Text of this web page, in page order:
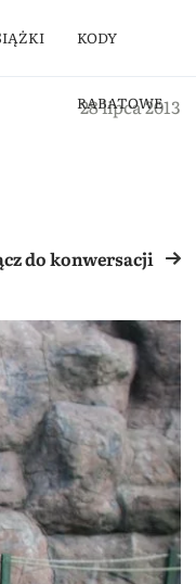
KODY
RABATOWE
28 lipca 2013
do konwersacji